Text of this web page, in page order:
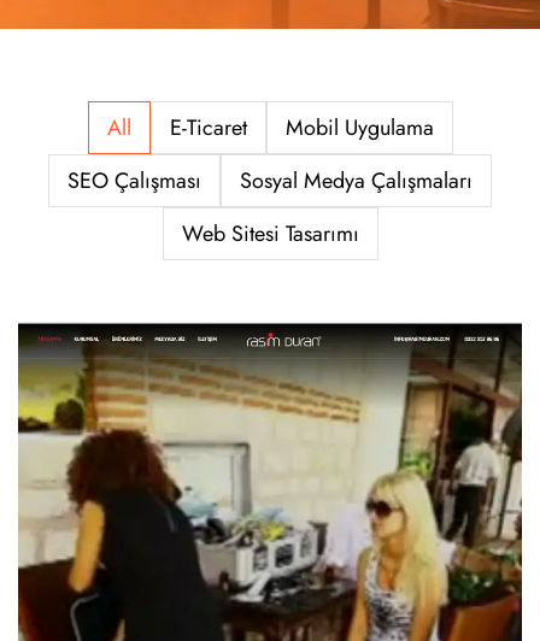
All E-Ticaret
Mobil Uygulama
SEO Çalışması
Sosyal Medya Çalışmaları
Web Sitesi Tasarımı